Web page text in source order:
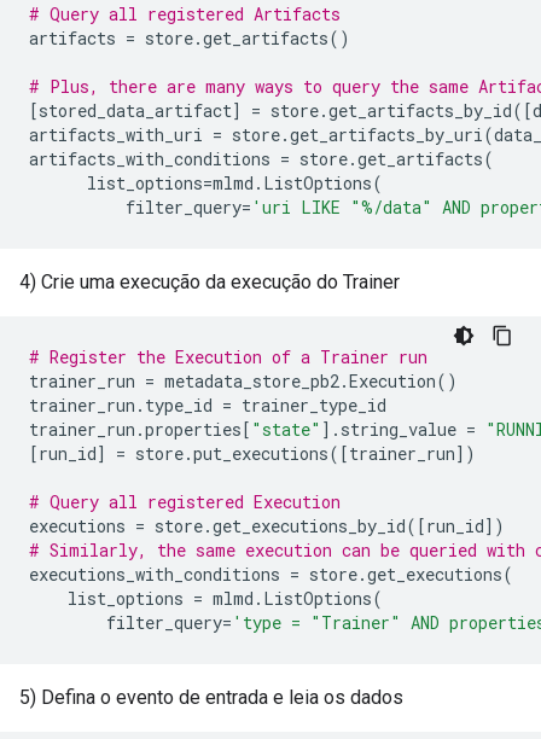
# Query all registered Artifacts
artifacts = store.get_artifacts()
# Plus, there are many ways to query the same
[stored_data_artifact] = store.get_artifacts_by_id([
artifacts_with_uri = store.get_artifacts_by_uri(
artifacts_with_conditions = store.get_artifacts(
list_options=mlmd . ListOptions(
filter_query= 'uri LIKE "%/data" AND
4) Crie uma execução da execução do Trainer
# Register the Execution of a Trainer run
trainer_run = metadata_store_pb2.Execution()
trainer_run . type_id = trainer_type_id
trainer_run .properties[ "state" ] . string_value =
[run_id] = store.put_executions([trainer_run])
# Query all registered Execution
executions = store.get_executions_by_id([run_id])
# Similarly, the same execution can be queried with
executions_with_conditions = store.get_executions(
list_options = mlmd . ListOptions(
filter_query= 'type = "Trainer" AND
5) Defina o evento de entrada e leia os dados